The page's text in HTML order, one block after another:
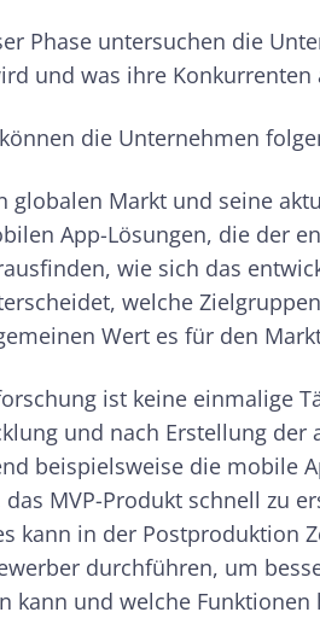
Phase untersuchen die
und was ihre Konkurrenten
die Unternehmen
globalen Markt und seine
App-Lösungen, die der
wie sich das
welche
Wert es für den
ist keine einmalige
und nach Erstellung
beispielsweise die mobile
MVP-Produkt schnell zu
kann in der Postproduktion
durchführen, um
kann und welche